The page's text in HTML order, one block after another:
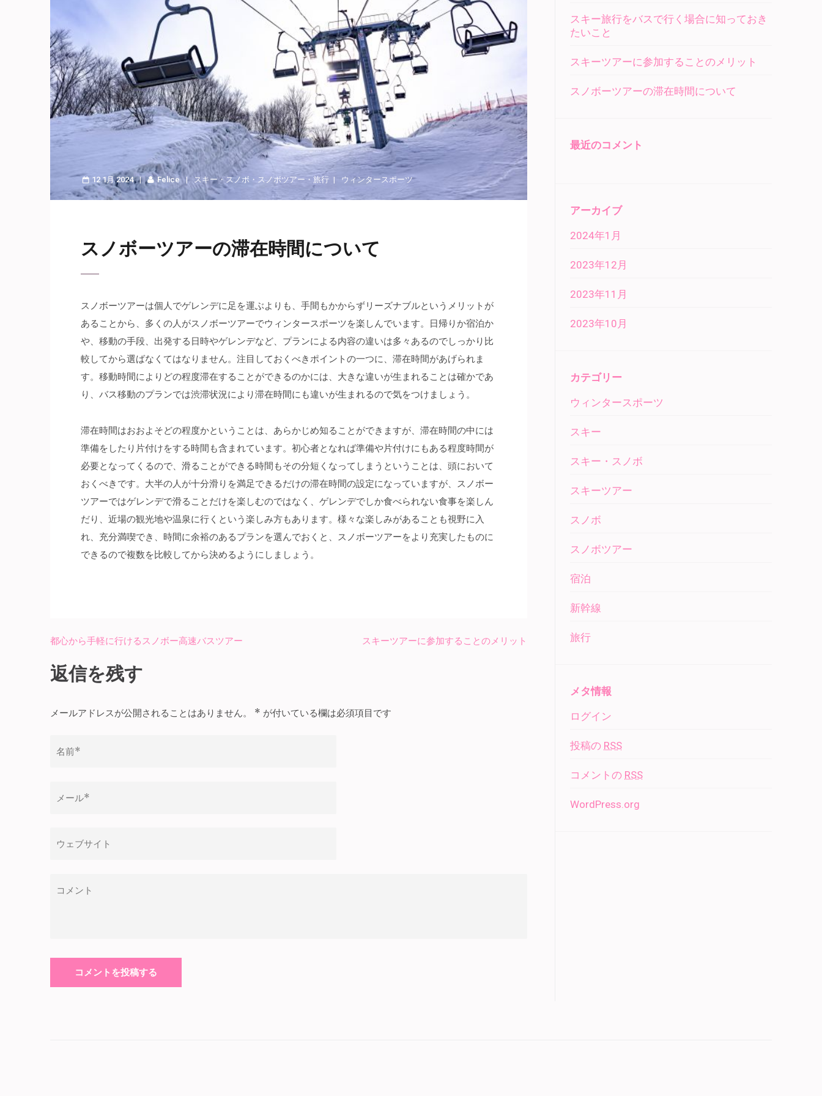
12 1月 2024 Felice スキー・スノボ ・ スノボツアー ・ 旅行 ウィンタースポーツ
スノボーツアーの滞在時間について
スノボーツアーは個人でゲレンデに足を運ぶよりも、手間もかからずリーズナブルというメリットが
あることから、多くの人がスノボーツアーでウィンタースポーツを楽しんでいます。
日帰りか宿泊か
や、移動の手段、出発する日時やゲレンデなど、プランによる内容の違いは多々あるのでしっかり比
較してから選ばなくてはなりません。注目しておくべきポイントの一つに、滞在時間があげられま
す。移動時間によりどの程度滞在することができるのかには、大きな違いが生まれることは確かであ
り、バス移動のプランでは渋滞状況により滞在時間にも違いが生まれるので気をつけましょう。
滞在時間はおおよそどの程度かということは、あらかじめ知ることができますが、滞在時間の中には
準備をしたり片付けをする時間も含まれています。初心者となれば準備や片付けにもある程度時間が
必要となってくるので、滑ることができる時間もその分短くなってしまうということは、頭において
おくべきです。大半の人が十分滑りを満足できるだけの滞在時間の設定になっていますが、スノボー
ツアーではゲレンデで滑ることだけを楽しむのではなく、ゲレンデでしか食べられない食事を楽しん
だり、近場の観光地や温泉に行くという楽しみ方もあります。様々な楽しみがあることも視野に入
れ、充分満喫でき、時間に余裕のあるプランを選んでおくと、スノボーツアーをより充実したものに
できるので複数を比較してから決めるようにしましょう。
稿
ナ
ビ
ゲ
シ
ン
都心から手軽に行けるスノボー高速バスツアー スキーツアーに参加することのメリット
返信を残す
メールアドレスが公開されることはありません。 * が付いている欄は必須項目です
スキー旅行をバスで行く場合に知っておき
たいこと
スキーツアーに参加することのメリット
スノボーツアーの滞在時間について
最近のコメント
アーカイブ
2024年1月
2023年12月
2023年11月
2023年10月
カテゴリー
ウィンタースポーツ
スキー
スキー・スノボ
スキーツアー
スノボ
スノボツアー
宿泊
新幹線
旅行
メタ情報
ログイン
投稿の RSS
コメントの RSS
WordPress.org